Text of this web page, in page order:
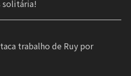
solitária!
trabalho de Ruy por